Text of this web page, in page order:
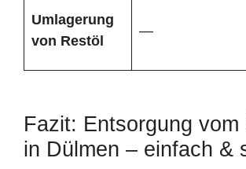
Umlagerung
von Restöl
—
Fazit: Entsorgung vom
in Dülmen – einfach &